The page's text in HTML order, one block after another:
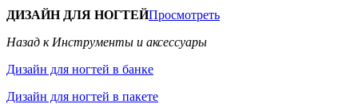
ДИЗАЙН ДЛЯ НОГТЕЙПросмотреть
Назад к Инструменты и аксессуары
Дизайн для ногтей в банке
Дизайн для ногтей в пакете